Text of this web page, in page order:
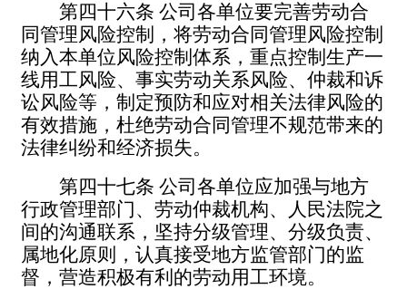
第四十六条 公司各单位要完善劳动合
同管理风险控制，将劳动合同管理风险控制
纳入本单位风险控制体系，重点控制生产一
线用工风险、事实劳动关系风险、仲裁和诉
讼风险等，制定预防和应对相关法律风险的
有效措施，杜绝劳动合同管理不规范带来的
法律纠纷和经济损失。
第四十七条 公司各单位应加强与地方
行政管理部门、劳动仲裁机构、人民法院之
间的沟通联系，坚持分级管理、分级负责、
属地化原则，认真接受地方监管部门的监
督，营造积极有利的劳动用工环境。